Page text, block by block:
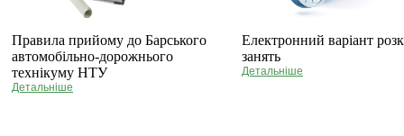
Правила прийому до Барського
автомобільно-дорожнього
технікуму НТУ
Детальніше
Електронний варіант
занять
Детальніше